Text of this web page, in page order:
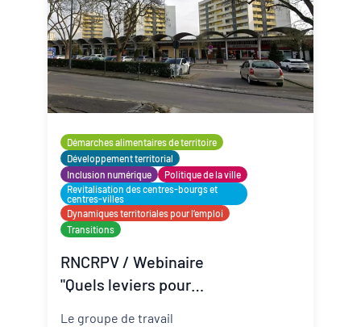
nouvelles stratégies pour les
accompagner plus efficacement
vers l’emploi.
Démarches alimentaires de territoire
Développement territorial
Inclusion numérique
Politique de la ville
Revitalisation des centres-bourgs et
centres-villes
Dynamiques territoriales pour l’emploi
Transitions
RNCRPV / Webinaire
"Quels leviers pour
Le groupe de travail